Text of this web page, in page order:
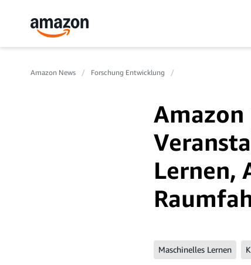
Amazon News Forschung Entwicklung
Amazon
Lernen,
Maschinelles Lernen